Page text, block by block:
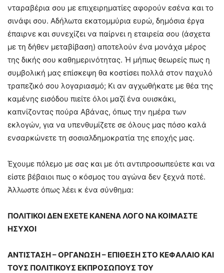
νταραβέρια σου με επιχειρηματίες αφορούν εσένα και το
σινάφι σου. Αδήλωτα εκατομμύρια ευρώ, δημόσια έργα
έπαιρνε και συνεχίζει να παίρνει η εταιρεία σου (άσχετα
με τη δήθεν μεταβίβαση) αποτελούν ένα μονάχα μέρος
της δικής σου καθημερινότητας. Ή μήπως θεωρείς πως η
συμβολική μας επίσκεψη θα κοστίσει πολλά στον παχυλό
τραπεζικό σου λογαριασμό; Κι αν αγχωθήκατε με θέα της
καμένης εισόδου πιείτε όλοι μαζί ένα ουισκάκι,
καπνίζοντας πούρα Αβάνας, όπως την ημέρα των
εκλογών, για να υπενθυμίζετε σε όλους μας πόσο καλά
ενσαρκώνετε τη σοσιαλδημοκρατία της εποχής μας.
Έχουμε πόλεμο με σας και με ότι αντιπροσωπεύετε και να
είστε βέβαιοι πως ο κόσμος του αγώνα δεν ξεχνά ποτέ.
Άλλωστε όπως λέει κ ένα σύνθημα:
ΠΟΛΙΤΙΚΟΙ ΔΕΝ ΕΧΕΤΕ ΚΑΝΕΝΑ ΛΟΓΟ ΝΑ ΚΟΙΜΑΣΤΕ
ΗΣΥΧΟΙ
ΑΝΤΙΣΤΑΣΗ – ΟΡΓΑΝΩΣΗ – ΕΠΙΘΕΣΗ ΣΤΟ ΚΕΦΑΛΑΙΟ ΚΑΙ
ΤΟΥΣ ΠΟΛΙΤΙΚΟΥΣ ΕΚΠΡΟΣΩΠΟΥΣ ΤΟΥ